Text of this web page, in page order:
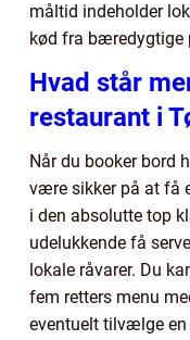
måltid indeholder
kød fra bæredygtige
Hvad står
restaurant i
Når du booker bord
være sikker på at få
i den absolutte top
udelukkende få
lokale råvarer. Du
fem retters menu
eventuelt tilvælge en